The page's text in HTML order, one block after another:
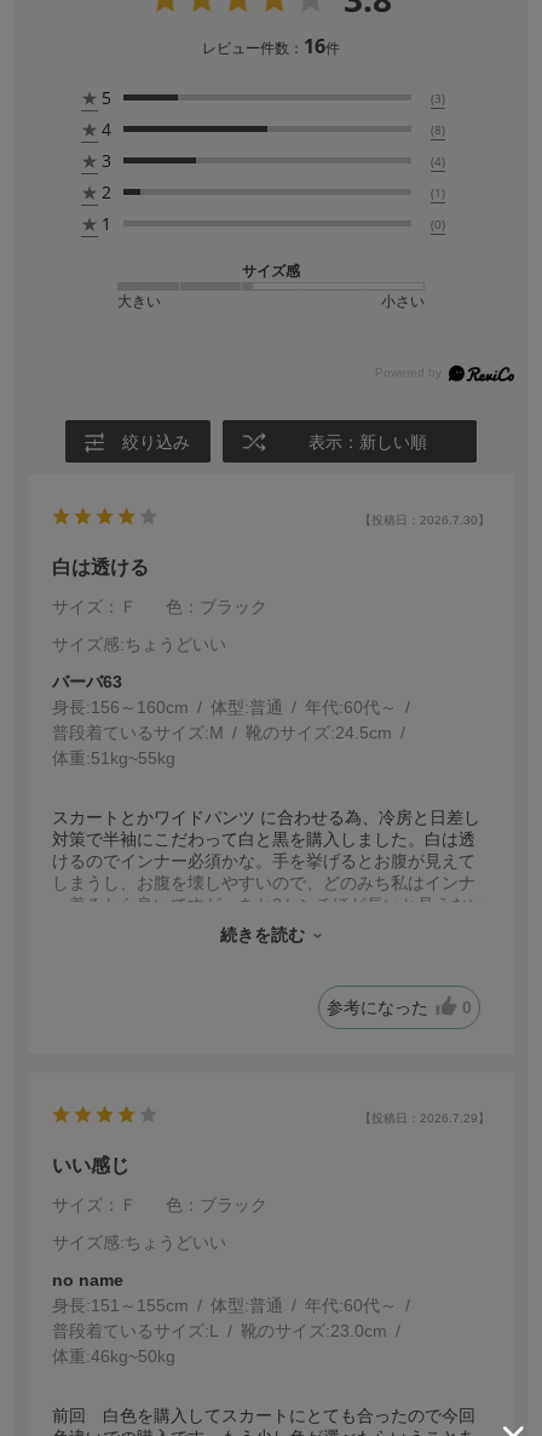
レビュー件数： 16件
★ 5 (3)
★ 4 (8)
★ 3 (4)
★ 2 (1)
★ 1 (0)
サイズ感
大きい
小さい
絞り込み 表示：新しい順
【投稿日：2026.7.30】
白は透ける
サイズ：Ｆ
色：ブラック
サイズ感:ちょうどいい
バーバ63
身長:156～160cm 体型:普通 年代:60代～
普段着ているサイズ:M 靴のサイズ:24.5cm
体重:51kg~55kg
スカートとかワイドパンツ に合わせる為、冷房と日差し
対策で半袖にこだわって白と黒を購入しました。白は透
けるのでインナー必須かな。手を挙げるとお腹が見えて
しまうし、お腹を壊しやすいので、どのみち私はインナ
ー着るから良いですが。あと2センチほど長いと見えない
ゆったりしているけどだらしなく見えないし、洗濯機で
続きを読む
参考になった 0
【投稿日：2026.7.29】
いい感じ
サイズ：Ｆ
色：ブラック
サイズ感:ちょうどいい
no name
身長:151～155cm 体型:普通 年代:60代～
普段着ているサイズ:L 靴のサイズ:23.0cm
体重:46kg~50kg
前回 白色を購入してスカートにとても合ったので今回